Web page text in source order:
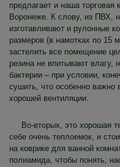
предлагает и наша
Воронеже. К слову, из ПВХ,
изготавливают и рулонные
размеров (в намотках по 15
застелить все помещение
резина не впитывают влагу,
бактерии – при условии,
сушить, что особенно важно
хорошей вентиляции.
Во-вторых, это хорошая
себе очень теплоемок, и
на коврике для ванной
полиамида, чтобы понять,